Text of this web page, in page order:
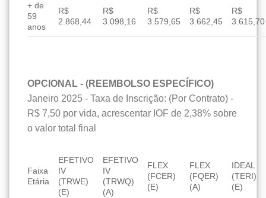
+ de
59
anos
R$
2.868,44
R$
3.098,16
R$
3.579,65
R$
3.662,45
R$
3.615,70
OPCIONAL - (REEMBOLSO ESPECÍFICO)
Janeiro 2025 - Taxa de Inscrição: (Por Contrato) -
R$ 7,50 por vida, acrescentar IOF de 2,38% sobre
o valor total final
Faixa
Etária
EFETIVO
IV
(TRWE)
(E)
EFETIVO
IV
(TRWQ)
(A)
FLEX
(FCER)
(E)
FLEX
(FQER)
(A)
IDEAL
(TERI)
(E)